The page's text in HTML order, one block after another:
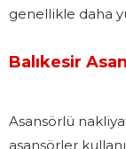
genellikle daha
Balıkesir
Asansörlü
asansörler